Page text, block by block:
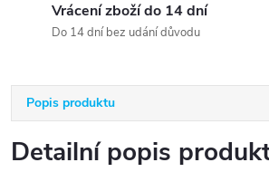
Vrácení zboží do 14 dní
Do 14 dní bez udání důvodu
Popis produktu
Detailní popis